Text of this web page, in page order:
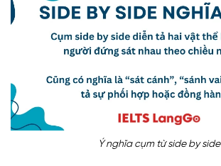
Ý nghĩa cụm từ side by side